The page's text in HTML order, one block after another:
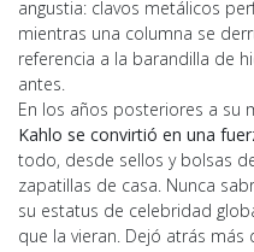
angustia: clavos metálicos
mientras una columna se
referencia a la barandilla de
antes.
En los años posteriores a su
Kahlo se convirtió en una
todo, desde sellos y bolsas
zapatillas de casa. Nunca
su estatus de celebridad
que la vieran. Dejó atrás